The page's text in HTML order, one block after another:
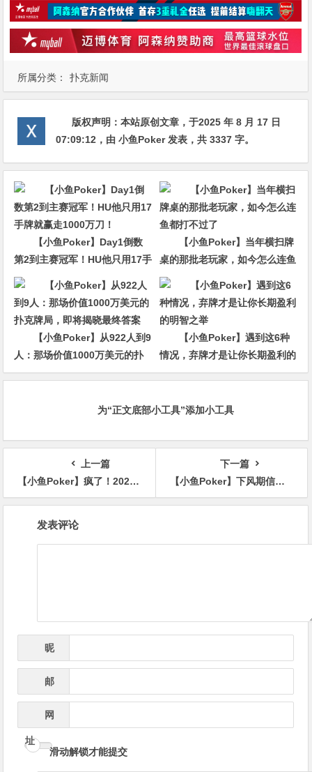
所属分类： 扑克新闻
版权声明：本站原创文章，于2025 年 8 月 17 日
07:09:12 ，由小鱼Poker发表，共 3337 字。
【小鱼Poker】Day1倒数
第2到主赛冠军！HU他只用17手
牌就赢走1000万刀！
【小鱼Poker】当年横扫牌
桌的那批老玩家，如今怎么连鱼
都打不过了
【小鱼Poker】从922人到9
人：那场价值1000万美元的扑
克牌局，即将揭晓最终答案
【小鱼Poker】遇到这6种
情况，弃牌才是让你长期盈利的
明智之举
为“正文底部小工具”添加小工具
上一篇
【小鱼Poker】疯了！2025WSOP天堂岛站赛程公布，主赛保底居然高达6,000万刀！
下一篇
【小鱼Poker】下风期信心被摧毁，该如何重拾自信？
发表评论
昵
邮
网
址
滑动解锁才能提交